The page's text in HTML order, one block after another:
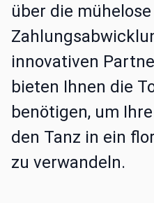
über die mühelose
innovativen
bieten Ihnen die
benötigen, um
den Tanz in ein
zu verwandeln.